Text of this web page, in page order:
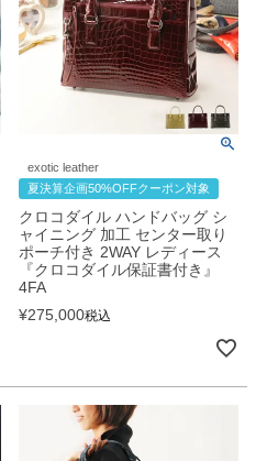
exotic leather
夏決算企画50%OFFクーポン対象
クロコダイル ハンドバッグ シ
ャイニング 加工 センター取り
ポーチ付き 2WAY レディース
『クロコダイル保証書付き』
4FA
¥275,000税込